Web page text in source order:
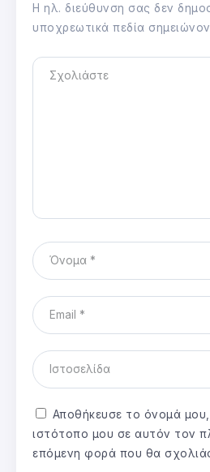
Η ηλ. διεύθυνση σας δεν
υποχρεωτικά πεδία
Αποθήκευσε το όνομά μου,
ιστότοπο μου σε αυτόν τον
επόμενη φορά που θα